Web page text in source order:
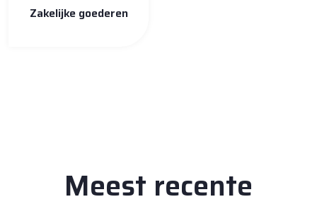
Zakelijke goederen
Meest recente